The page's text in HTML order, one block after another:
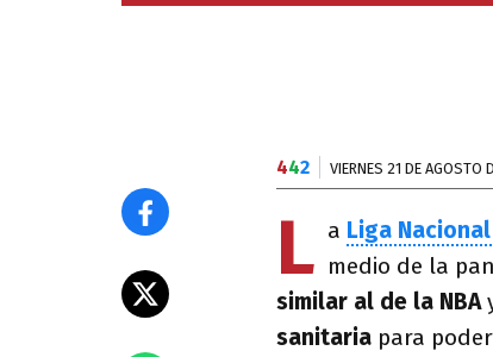
442 VIERNES 21 DE AGOSTO
L a Liga Nacional
medio de la
similar al de la NBA
sanitaria para